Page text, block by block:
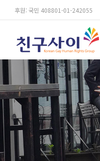
후원: 국민 408801-01-242055